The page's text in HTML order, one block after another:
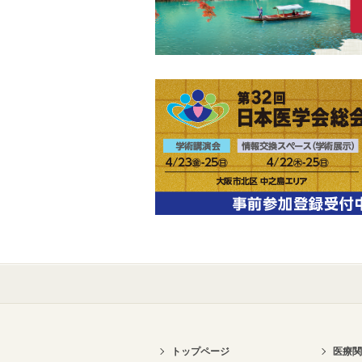
トップページ 医療